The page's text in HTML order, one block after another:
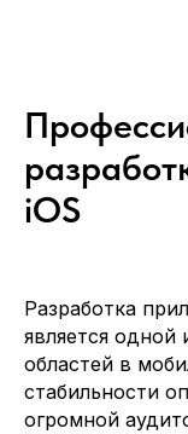
iOS
Разработка
является одной
областей в
стабильности
огромной